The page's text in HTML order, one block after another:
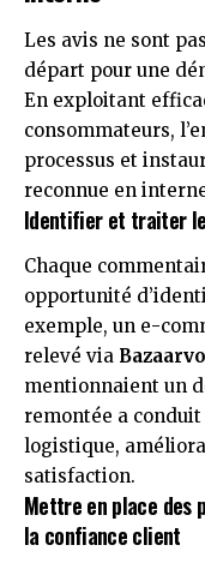
Les avis ne sont
départ pour une
En exploitant
consommateurs,
processus et
reconnue en
Identifier et traiter
Chaque
opportunité
exemple, un e-
relevé via
mentionnaient un
remontée a
logistique,
satisfaction.
Mettre en place des
la confiance client